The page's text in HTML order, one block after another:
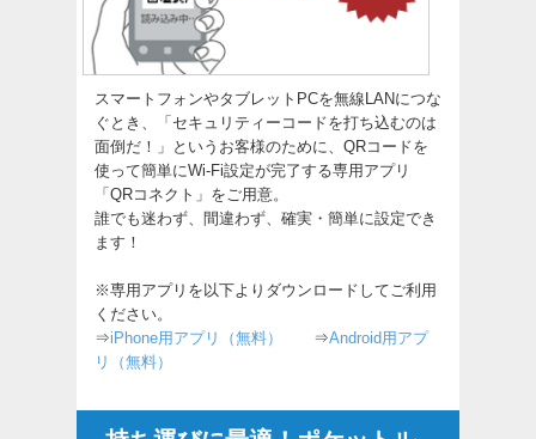
スマートフォンやタブレットPCを無線LANにつな
ぐとき、「セキュリティーコードを打ち込むのは
面倒だ！」というお客様のために、QRコードを
使って簡単にWi-Fi設定が完了する専用アプリ
「QRコネクト」をご用意。
誰でも迷わず、間違わず、確実・簡単に設定でき
ます！
※専用アプリを以下よりダウンロードしてご利用
ください。
⇒iPhone用アプリ（無料） ⇒Android用アプ
リ（無料）